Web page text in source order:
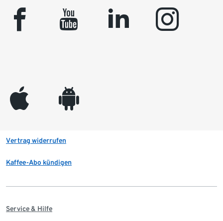
facebook youtube linkedin instagram
appleinc android
Vertrag widerrufen
Kaffee-Abo kündigen
Service & Hilfe